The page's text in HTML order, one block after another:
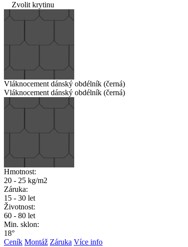
Zvolit krytinu
Vláknocement dánský obdélník (černá)
Vláknocement dánský obdélník (černá)
Hmotnost:
20 - 25 kg/m2
Záruka:
15 - 30 let
Životnost:
60 - 80 let
Min. sklon:
18°
Ceník Montáž Záruka Více info